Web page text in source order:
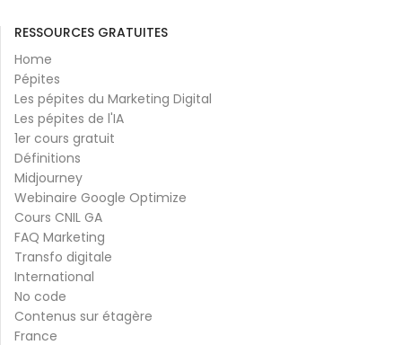
RESSOURCES GRATUITES
Home
Pépites
Les pépites du Marketing Digital
Les pépites de l'IA
1er cours gratuit
Définitions
Midjourney
Webinaire Google Optimize
Cours CNIL GA
FAQ Marketing
Transfo digitale
International
No code
Contenus sur étagère
France